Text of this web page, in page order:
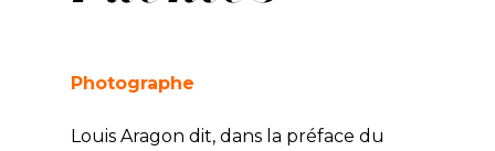
Photographe
Louis Aragon dit, dans la préface du